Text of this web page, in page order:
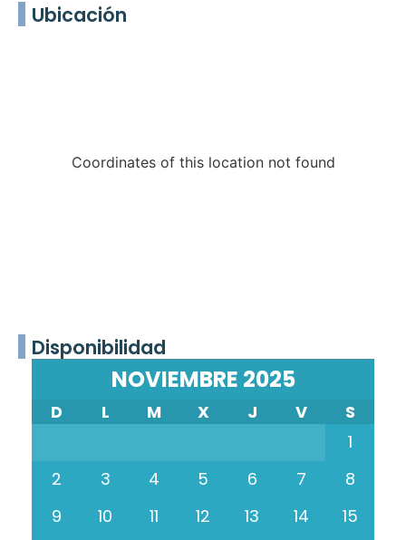
Ubicación
Coordinates of this location not found
Disponibilidad
NOVIEMBRE 2025
D L M X J V
S
1
2
3 4 5 6 7
8
9
10 11 12 13 14
15